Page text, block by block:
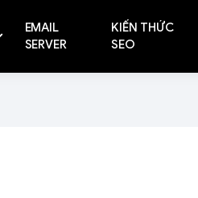
EMAIL
SERVER
KIẾN THỨC
SEO